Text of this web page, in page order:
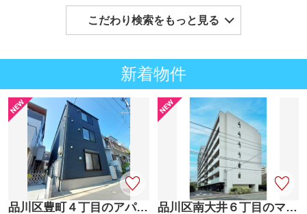
こだわり検索をもっと見る
新着物件
品川区豊町４丁目のアパート 品川区南大井６丁目のマンション